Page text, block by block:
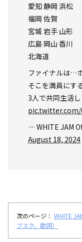
愛知 静岡 浜松
福岡 佐賀
宮城 岩手 山形
広島 岡山 香川
北海道
ファイナルは…
そこを満員にす
3人で共同生活
pic.twitter.com/
— WHITE JAM
August 18, 2024
次のページ： WHITE
ブスク、歌詞）